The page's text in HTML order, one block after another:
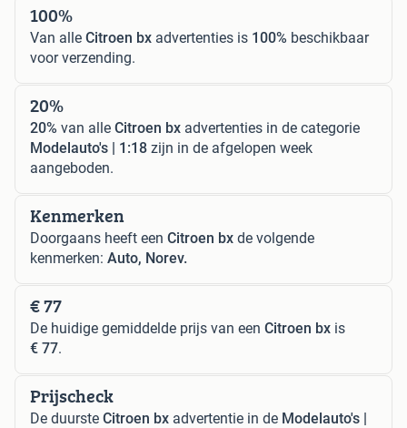
100%
Van alle Citroen bx advertenties is 100% beschikbaar
voor verzending.
20%
20% van alle Citroen bx advertenties in de categorie
Modelauto's | 1:18 zijn in de afgelopen week
aangeboden.
Kenmerken
Doorgaans heeft een Citroen bx de volgende
kenmerken: Auto, Norev.
€ 77
De huidige gemiddelde prijs van een Citroen bx is
€ 77.
Prijscheck
De duurste Citroen bx advertentie in de Modelauto's |